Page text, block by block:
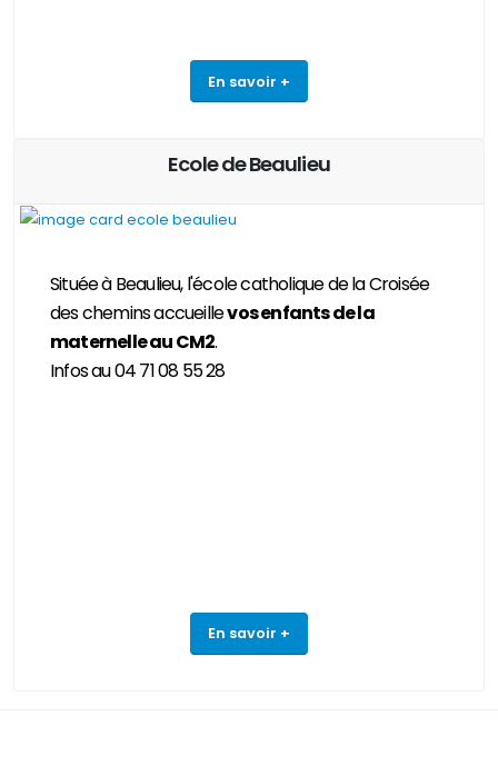
En savoir +
Ecole de Beaulieu
Située à Beaulieu, l'école catholique de la Croisée
des chemins accueillevos enfants de la
maternelle au CM2.
Infos au 04 71 08 55 28
En savoir +